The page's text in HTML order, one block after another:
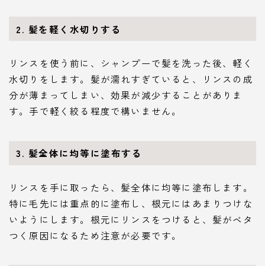
2. 髪を軽く水切りする
リンスを使う前に、シャンプーで髪を洗った後、軽く
水切りをします。髪が濡れすぎていると、リンスの成
分が薄まってしまい、効果が減少することがありま
す。手で軽く絞る程度で構いません。
3. 髪全体に均等に塗布する
リンスを手に取ったら、髪全体に均等に塗布します。
特に毛先には重点的に塗布し、根元にはあまりつけな
いようにします。根元にリンスをつけると、髪がベタ
つく原因になるため注意が必要です。